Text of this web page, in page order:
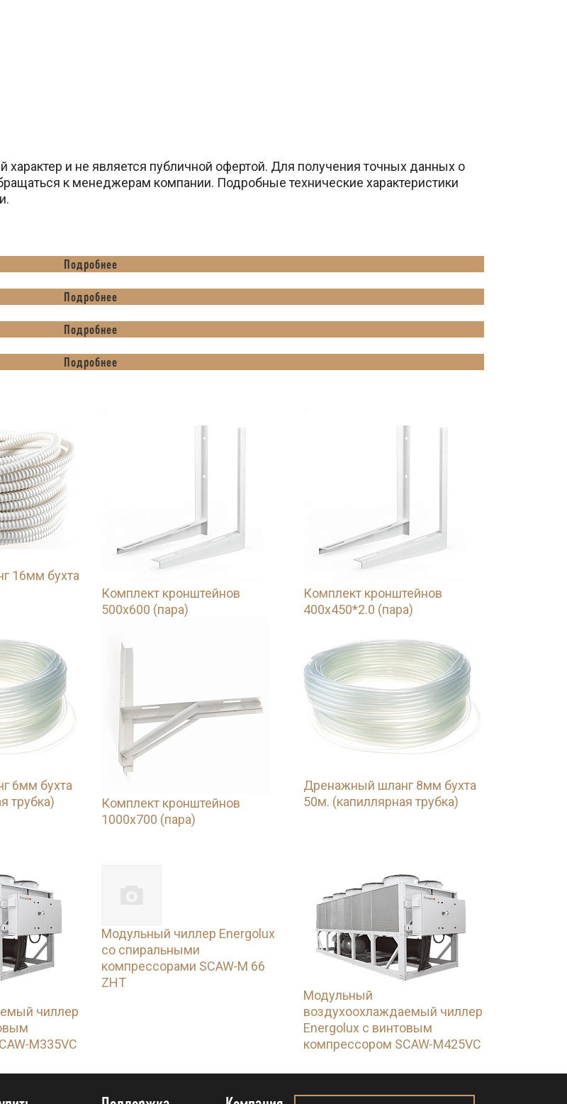
и не является публичной офертой. Для получения точных данных о
к менеджерам компании. Подробные технические характеристики
Подробнее
Подробнее
Подробнее
Подробнее
16мм бухта
Комплект кронштейнов
500х600 (пара)
Комплект кронштейнов
400х450*2.0 (пара)
6мм бухта
трубка)
Комплект кронштейнов
1000х700 (пара)
Дренажный шланг 8мм бухта
50м. (капиллярная трубка)
чиллер
M335VC
Модульный чиллер Energolux
со спиральными
компрессорами SCAW-M 66
ZHT
Модульный
воздухоохлаждаемый чиллер
Energolux с винтовым
компрессором SCAW-M425VC